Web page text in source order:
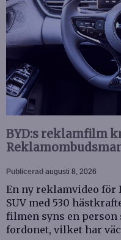
BYD:s reklamfilm
Publicerad augusti 8, 2026
En ny reklamvideo för
SUV med 530
filmen syns en
fordonet, vilket har